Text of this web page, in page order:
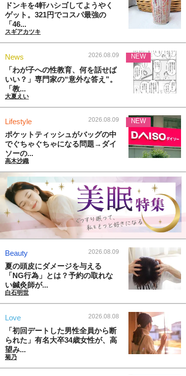
ドンキを4軒ハシゴしてようやく
ゲット。321円でコスパ最強の
「46...
スギアカツキ
News 2026.08.09
「わが子への性教育、何を話せば
いい？」専門家の“意外な答え”。
「教...
大夏えい
NEW
Lifestyle 2026.08.09
ポケットティッシュがバッグの中
でぐちゃぐちゃになる問題→ダイ
ソーの...
高木沙織
NEW
Beauty 2026.08.09
夏の頭皮にダメージを与える
「NG行為」とは？予約の取れな
い鍼灸師が...
白石明世
Love 2026.08.08
「初回デートした男性全員から断
られた」有名大卒34歳女性が、高
望み...
菊乃